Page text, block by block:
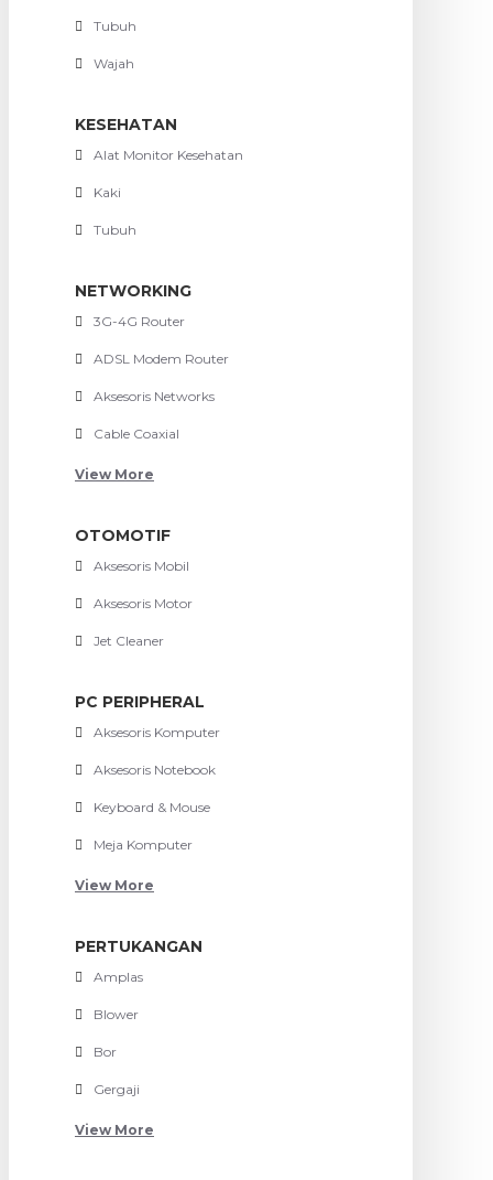
Tubuh
Wajah
KESEHATAN
Alat Monitor Kesehatan
Kaki
Tubuh
NETWORKING
3G-4G Router
ADSL Modem Router
Aksesoris Networks
Cable Coaxial
View More
OTOMOTIF
Aksesoris Mobil
Aksesoris Motor
Jet Cleaner
PC PERIPHERAL
Aksesoris Komputer
Aksesoris Notebook
Keyboard & Mouse
Meja Komputer
View More
PERTUKANGAN
Amplas
Blower
Bor
Gergaji
View More